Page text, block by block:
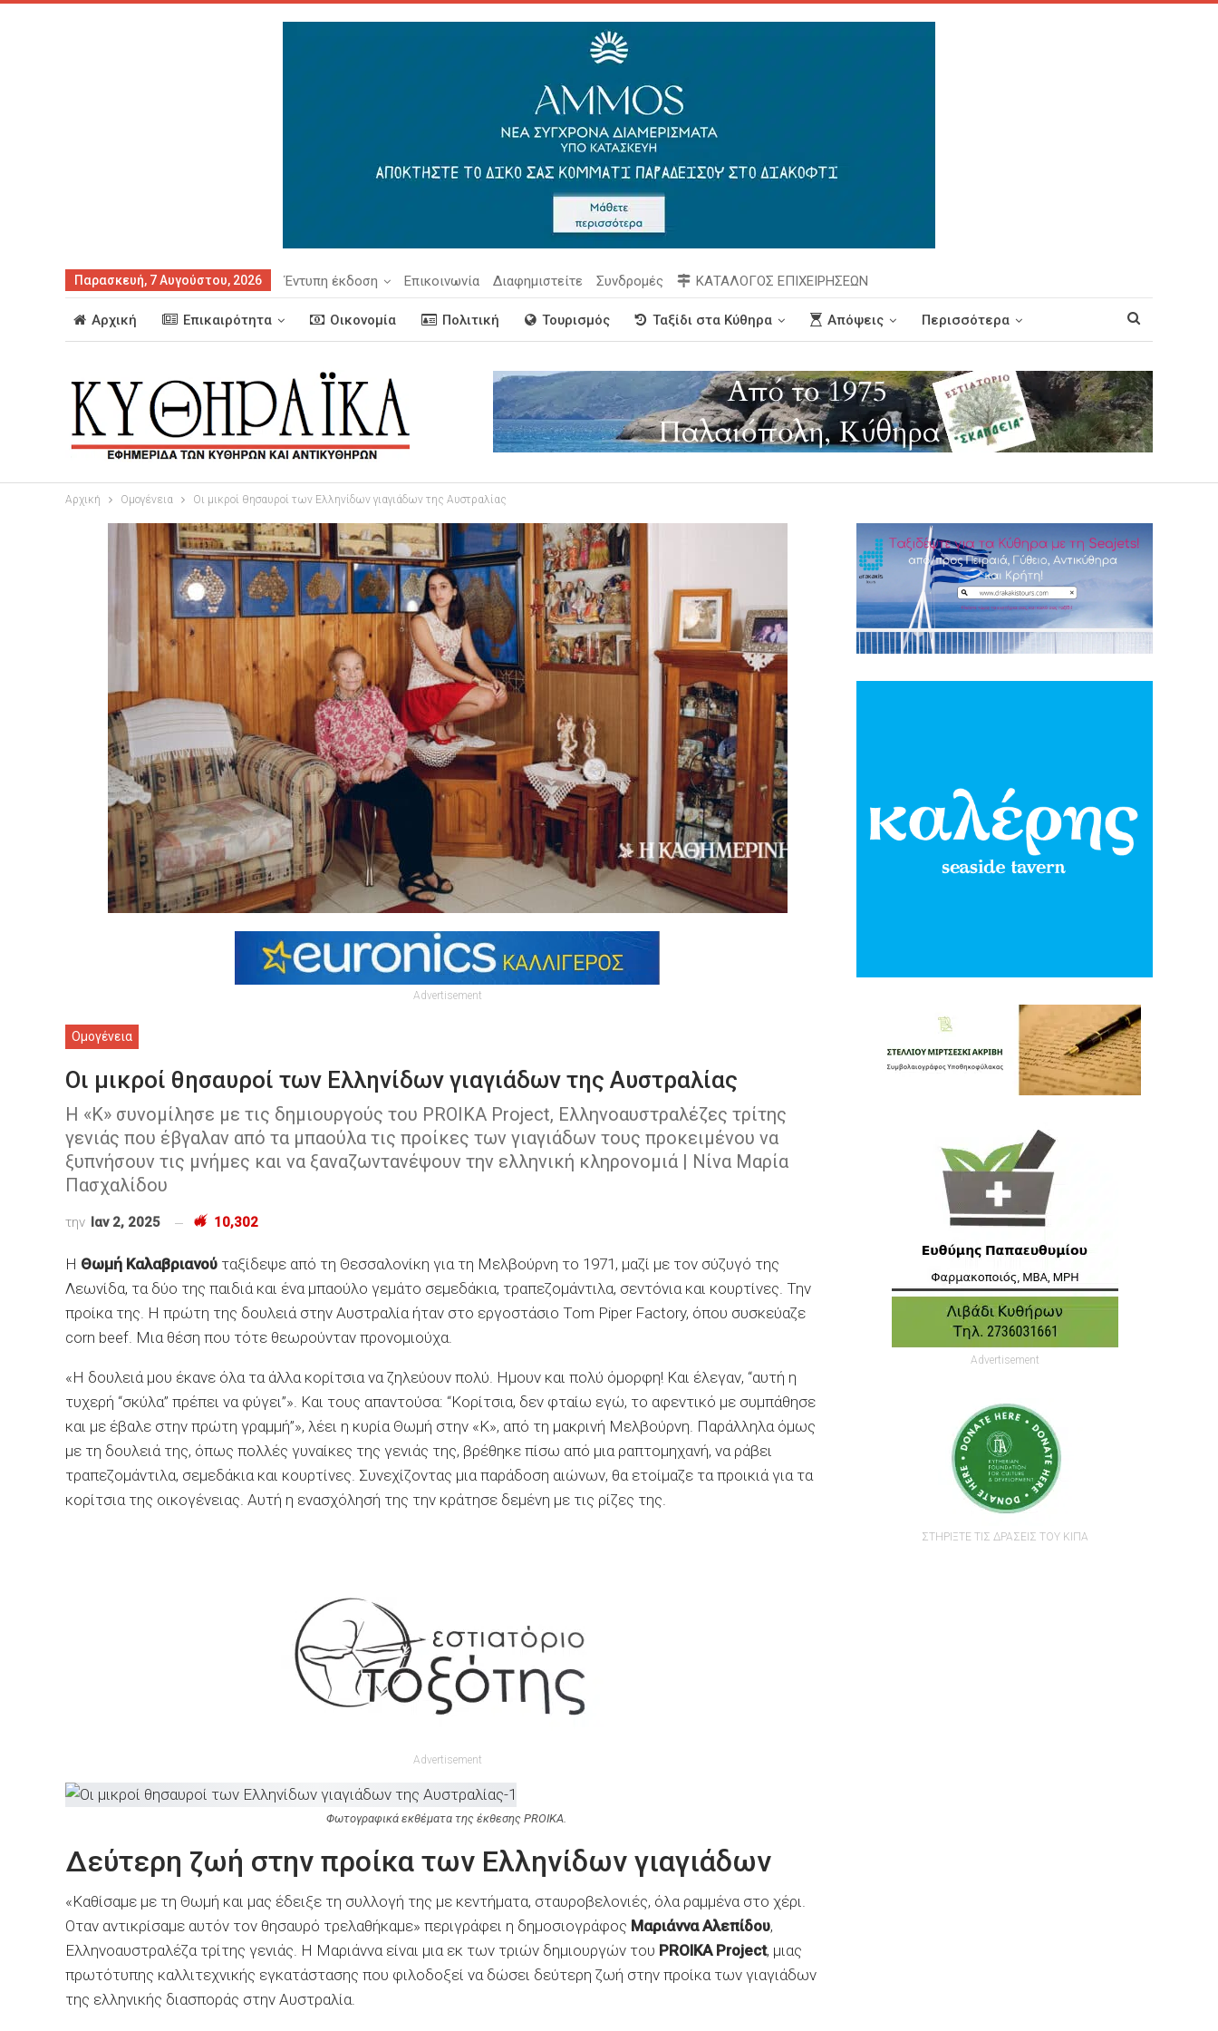
Παρασκευή, 7 Αυγούστου, 2026 Έντυπη έκδοση Επικοινωνία Διαφημιστείτε Συνδρομές ΚΑΤΑΛΟΓΟΣ ΕΠΙΧΕΙΡΗΣΕΩΝ
Αρχική Επικαιρότητα Οικονομία Πολιτική Τουρισμός Ταξίδι στα Κύθηρα Απόψεις Περισσότερα
Αρχική Ομογένεια Οι μικροί θησαυροί των Ελληνίδων γιαγιάδων της Αυστραλίας
Advertisement
Ομογένεια
Οι μικροί θησαυροί των Ελληνίδων γιαγιάδων της Αυστραλίας
Η «Κ» συνομίλησε με τις δημιουργούς του PROIKA Project, Ελληνοαυστραλέζες τρίτης
γενιάς που έβγαλαν από τα μπαούλα τις προίκες των γιαγιάδων τους προκειμένου να
ξυπνήσουν τις μνήμες και να ξαναζωντανέψουν την ελληνική κληρονομιά | Νίνα Μαρία
Πασχαλίδου
την Ιαν 2, 2025 10,302
Η Θωμή Καλαβριανού ταξίδεψε από τη Θεσσαλονίκη για τη Μελβούρνη το 1971, μαζί με τον σύζυγό της
Λεωνίδα, τα δύο της παιδιά και ένα μπαούλο γεμάτο σεμεδάκια, τραπεζομάντιλα, σεντόνια και κουρτίνες. Την
προίκα της. Η πρώτη της δουλειά στην Αυστραλία ήταν στο εργοστάσιο Tom Piper Factory, όπου συσκεύαζε
corn beef. Μια θέση που τότε θεωρούνταν προνομιούχα.
«Η δουλειά μου έκανε όλα τα άλλα κορίτσια να ζηλεύουν πολύ. Ημουν και πολύ όμορφη! Και έλεγαν, “αυτή η
τυχερή “σκύλα” πρέπει να φύγει”». Και τους απαντούσα: “Κορίτσια, δεν φταίω εγώ, το αφεντικό με συμπάθησε
και με έβαλε στην πρώτη γραμμή”», λέει η κυρία Θωμή στην «Κ», από τη μακρινή Μελβούρνη. Παράλληλα όμως
με τη δουλειά της, όπως πολλές γυναίκες της γενιάς της, βρέθηκε πίσω από μια ραπτομηχανή, να ράβει
τραπεζομάντιλα, σεμεδάκια και κουρτίνες. Συνεχίζοντας μια παράδοση αιώνων, θα ετοίμαζε τα προικιά για τα
κορίτσια της οικογένειας. Αυτή η ενασχόλησή της την κράτησε δεμένη με τις ρίζες της.
Advertisement
Φωτογραφικά εκθέματα της έκθεσης PROIKA.
Δεύτερη ζωή στην προίκα των Ελληνίδων γιαγιάδων
«Καθίσαμε με τη Θωμή και μας έδειξε τη συλλογή της με κεντήματα, σταυροβελονιές, όλα ραμμένα στο χέρι.
Oταν αντικρίσαμε αυτόν τον θησαυρό τρελαθήκαμε» περιγράφει η δημοσιογράφος Μαριάννα Αλεπίδου,
Ελληνοαυστραλέζα τρίτης γενιάς. Η Μαριάννα είναι μια εκ των τριών δημιουργών του PROIKA Project, μιας
πρωτότυπης καλλιτεχνικής εγκατάστασης που φιλοδοξεί να δώσει δεύτερη ζωή στην προίκα των γιαγιάδων
της ελληνικής διασποράς στην Αυστραλία.
Advertisement
ΣΤΗΡΙΞΤΕ ΤΙΣ ΔΡΑΣΕΙΣ ΤΟΥ ΚΙΠΑ